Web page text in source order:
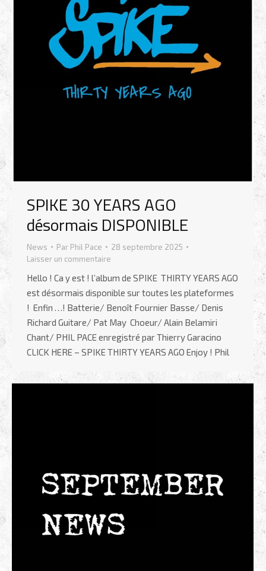
SPIKE 30 YEARS AGO
désormais DISPONIBLE
News Par Phil Pace
28 septembre 2025
Laisser un commentaire
Hello ! Ca y est ! l’album de SPIKE THIRTY YEARS AGO
est désormais disponible sur toutes les plateformes
! Enfin …! Batterie/ Benoît Fournier Basse/ Denis
Richard Guitare/ Pat May Choeur/ Alain Belamiri
Chant/ PHIL PACE enregistré par Thierry Garacino
CLICK HERE – SPIKE THIRTY YEARS AGO Enjoy ! Phil